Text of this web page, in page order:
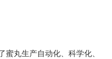
丸生产自动化、科学化、